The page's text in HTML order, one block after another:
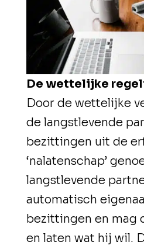
De wettelijke
Door de wettelijke
de langstlevende
bezittingen uit de
‘nalatenschap’
langstlevende
automatisch
bezittingen en mag
en laten wat hij wil.